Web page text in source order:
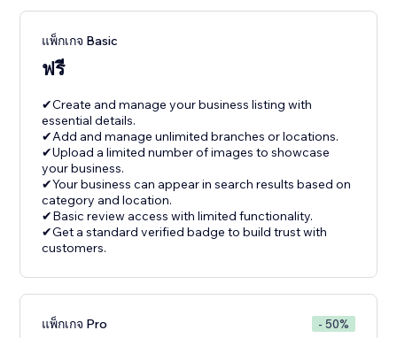
แพ็กเกจ Basic
ฟรี
✔Create and manage your business listing with
essential details.
✔Add and manage unlimited branches or locations.
✔Upload a limited number of images to showcase
your business.
✔Your business can appear in search results based on
category and location.
✔Basic review access with limited functionality.
✔Get a standard verified badge to build trust with
customers.
แพ็กเกจ Pro - 50%